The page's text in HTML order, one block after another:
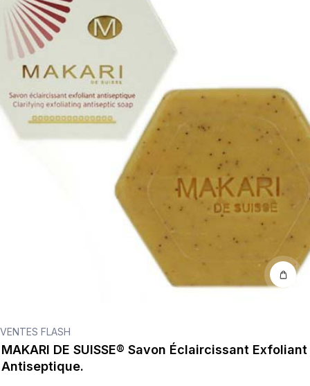
VENTES FLASH
MAKARI DE SUISSE® Savon Éclaircissant Exfoliant
Antiseptique.